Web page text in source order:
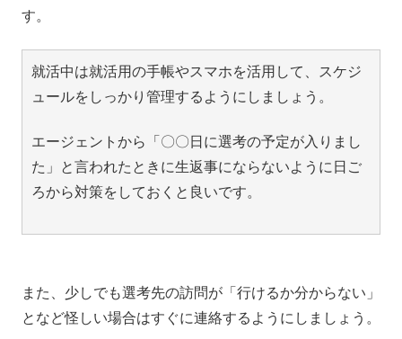
す。
就活中は就活用の手帳やスマホを活用して、スケジ
ュールをしっかり管理するようにしましょう。
エージェントから「〇〇日に選考の予定が入りまし
た」と言われたときに生返事にならないように日ご
ろから対策をしておくと良いです。
また、少しでも選考先の訪問が「行けるか分からない」
となど怪しい場合はすぐに連絡するようにしましょう。